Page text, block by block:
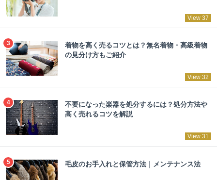
View 37
着物を高く売るコツとは？無名着物・高級着物
の見分け方もご紹介
View 32
不要になった楽器を処分するには？処分方法や
高く売れるコツを解説
View 31
毛皮のお手入れと保管方法｜メンテナンス法